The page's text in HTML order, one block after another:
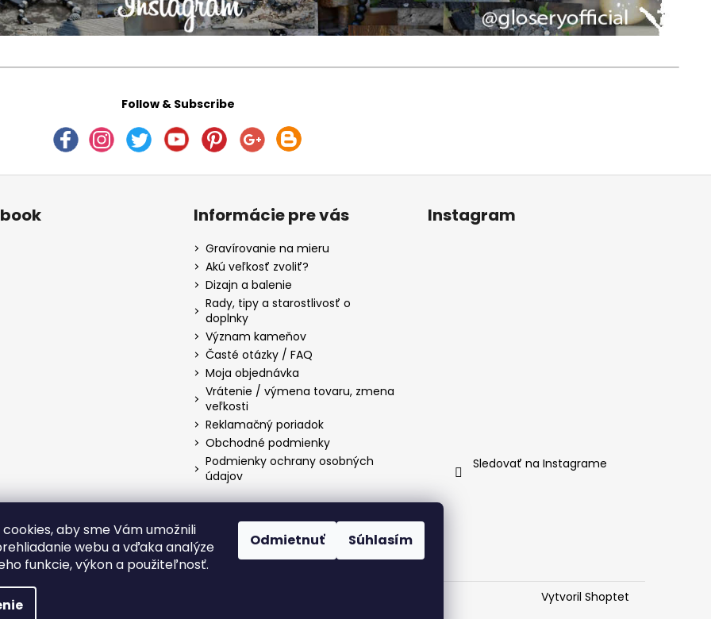
aby sme Vám umožnili
webu a vďaka analýze
funkcie, výkon a použiteľnosť.
Odmietnuť Súhlasím
Follow & Subscribe
Informácie pre vás
Gravírovanie na mieru
Akú veľkosť zvoliť?
Dizajn a balenie
Rady, tipy a starostlivosť o
doplnky
Význam kameňov
Časté otázky / FAQ
Moja objednávka
Vrátenie / výmena tovaru, zmena
veľkosti
Reklamačný poriadok
Obchodné podmienky
Podmienky ochrany osobných
údajov
Instagram
Sledovať na Instagrame
Facebook Instagram TikTok YouTube Twitter Pinterest Blog
Vytvoril Shoptet
Upraviť nastavenie cookies